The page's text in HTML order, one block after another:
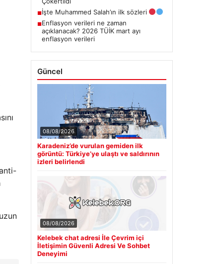
■İşte Muhammed Salah’ın ilk sözleri
■Enflasyon verileri ne zaman
açıklanacak? 2026 TÜİK mart ayı
enflasyon verileri
Güncel
08/08/2026
Karadeniz’de vurulan gemiden ilk
görüntü: Türkiye’ye ulaştı ve saldırının
izleri belirlendi
08/08/2026
Kelebek chat adresi İle Çevrim içi
İletişimin Güvenli Adresi Ve Sohbet
Deneyimi